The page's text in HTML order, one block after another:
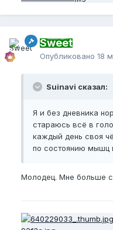
Sweet
Опубликовано 18
Suinavi сказал:
Я и без дневника
стараюсь всё в
каждый день своя
по состоянию мышц
Молодец. Мне больше